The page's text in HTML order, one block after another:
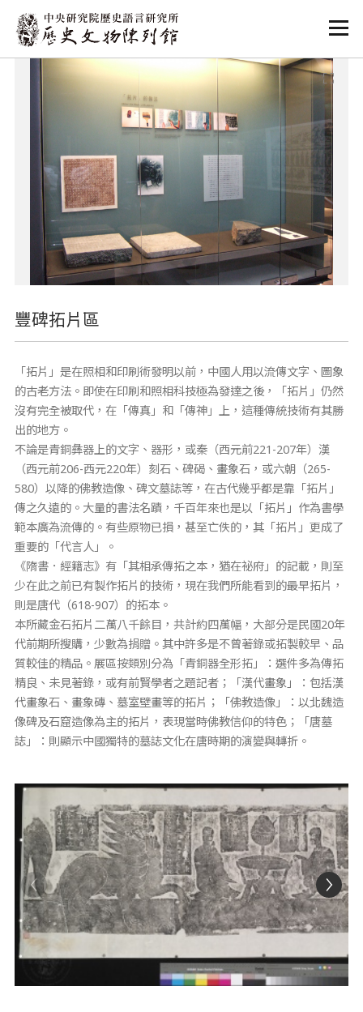
:::
:::
豐碑拓片區
「拓片」是在照相和印刷術發明以前，中國人用以流傳文字、圖象
的古老方法。即使在印刷和照相科技極為發達之後，「拓片」仍然
沒有完全被取代，在「傳真」和「傳神」上，這種傳統技術有其勝
出的地方。
不論是青銅彝器上的文字、器形，或秦（西元前221-207年）漢
（西元前206-西元220年）刻石、碑碣、畫象石，或六朝（265-
580）以降的佛教造像、碑文墓誌等，在古代幾乎都是靠「拓片」
傳之久遠的。大量的書法名蹟，千百年來也是以「拓片」作為書學
範本廣為流傳的。有些原物已損，甚至亡佚的，其「拓片」更成了
重要的「代言人」。
《隋書．經籍志》有「其相承傳拓之本，猶在祕府」的記載，則至
少在此之前已有製作拓片的技術，現在我們所能看到的最早拓片，
則是唐代（618-907）的拓本。
本所藏金石拓片二萬八千餘目，共計約四萬幅，大部分是民國20年
代前期所搜購，少數為捐贈。其中許多是不曾著錄或拓製較早、品
質較佳的精品。展區按類別分為「青銅器全形拓」：選件多為傳拓
精良、未見著錄，或有前賢學者之題記者；「漢代畫象」：包括漢
代畫象石、畫象磚、墓室壁畫等的拓片；「佛教造像」：以北魏造
像碑及石窟造像為主的拓片，表現當時佛教信仰的特色；「唐墓
誌」：則顯示中國獨特的墓誌文化在唐時期的演變與轉折。